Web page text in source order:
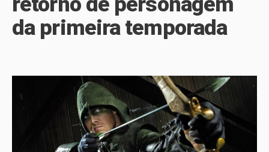
da primeira temporada